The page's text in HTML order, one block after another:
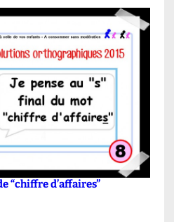
“chiffre d’affaires”